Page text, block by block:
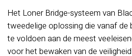
Het Loner Bridge-systeem van
tweedelige oplossing die vanaf de
te voldoen aan de meest
voor het bewaken van de